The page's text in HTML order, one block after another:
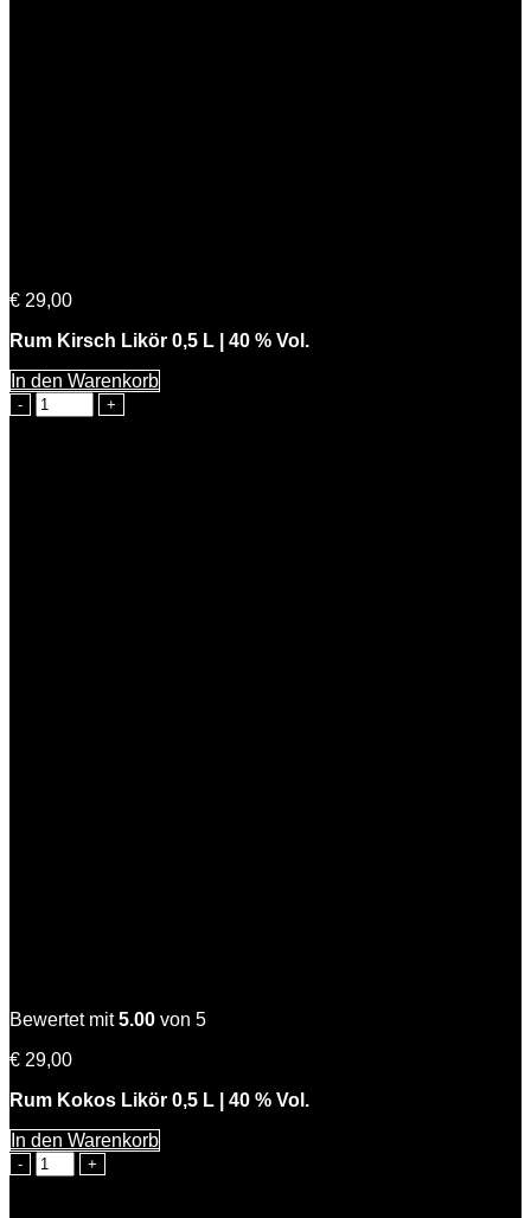
€ 29,00
Rum Kirsch Likör 0,5 L | 40 % Vol.
In den Warenkorb
Cherry
Lady
Bewertet mit5.00 von 5
€ 29,00
Rum Kokos Likör 0,5 L | 40 % Vol.
In den Warenkorb
Coconut
Kiss